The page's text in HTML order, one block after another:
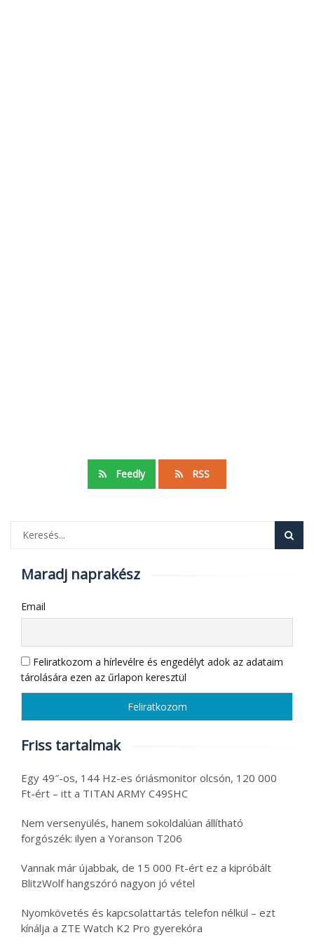
Feedly RSS
Maradj naprakész
Email
Feliratkozom a hírlevélre és engedélyt adok az adataim
tárolására ezen az űrlapon keresztül
Friss tartalmak
Egy 49″-os, 144 Hz-es óriásmonitor olcsón, 120 000
Ft-ért – itt a TITAN ARMY C49SHC
Nem versenyülés, hanem sokoldalúan állítható
forgószék: ilyen a Yoranson T206
Vannak már újabbak, de 15 000 Ft-ért ez a kipróbált
BlitzWolf hangszóró nagyon jó vétel
Nyomkövetés és kapcsolattartás telefon nélkül – ezt
kínálja a ZTE Watch K2 Pro gyerekóra